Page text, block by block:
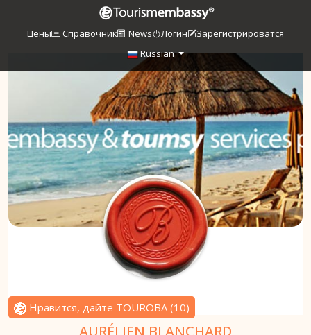
Цены Справочник News Логин
Зарегистрироватся
Russian
Нравится, дайте TOUROBA(10)
AURÉLIEN BLANCHARD